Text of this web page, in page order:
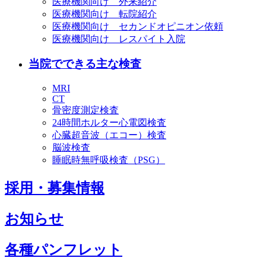
医療機関向け 転院紹介
医療機関向け セカンドオピニオン依頼
医療機関向け レスパイト入院
当院でできる主な検査
MRI
CT
骨密度測定検査
24時間ホルター心電図検査
心臓超音波（エコー）検査
脳波検査
睡眠時無呼吸検査（PSG）
採用・募集情報
お知らせ
各種パンフレット